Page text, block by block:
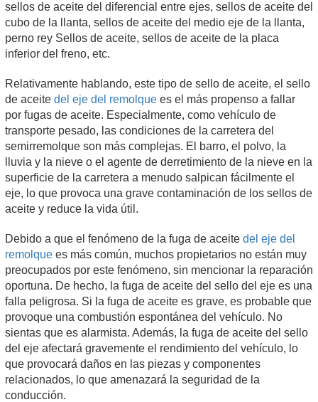
sellos de aceite del diferencial entre ejes, sellos de aceite del
cubo de la llanta, sellos de aceite del medio eje de la llanta,
perno rey Sellos de aceite, sellos de aceite de la placa
inferior del freno, etc.
Relativamente hablando, este tipo de sello de aceite, el sello
de aceite del eje del remolque es el más propenso a fallar
por fugas de aceite. Especialmente, como vehículo de
transporte pesado, las condiciones de la carretera del
semirremolque son más complejas. El barro, el polvo, la
lluvia y la nieve o el agente de derretimiento de la nieve en la
superficie de la carretera a menudo salpican fácilmente el
eje, lo que provoca una grave contaminación de los sellos de
aceite y reduce la vida útil.
Debido a que el fenómeno de la fuga de aceite del eje del
remolque es más común, muchos propietarios no están muy
preocupados por este fenómeno, sin mencionar la reparación
oportuna. De hecho, la fuga de aceite del sello del eje es una
falla peligrosa. Si la fuga de aceite es grave, es probable que
provoque una combustión espontánea del vehículo. No
sientas que es alarmista. Además, la fuga de aceite del sello
del eje afectará gravemente el rendimiento del vehículo, lo
que provocará daños en las piezas y componentes
relacionados, lo que amenazará la seguridad de la
conducción.